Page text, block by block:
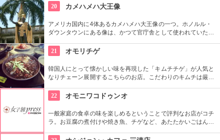
物も。１つ１つ丁寧にこだわって作られているので丈夫で長持
ち。自分へのお土産にも最適。
20 カメハメハ大王像
アメリカ国内に4体あるカメハメハ大王像の一つ。ホノルル・
ダウンタウンにある像は、かつて官庁舎として使われていた建
がモデルではなく、イケメンだった友人がモデルになったそ
う。
21 オモリチゲ
韓国人にとって懐かしい味を再現した「キムチチゲ」が人気と
なりチェーン展開するこちらのお店。こだわりのキムチは厳選
ムチ「ゴッチョリ」や、おこげを煮込んだ「ヌルンジ」、もち
ろん熟成キムチもセルフサービス食べ放題。
22 オモニワコドゥンオ
一般家庭の食卓の味を楽しめるということで評判なお店がコチ
ラ。お豆腐の煮付けや焼き魚、チゲなど、あたたかいごはんと
飯に変更する事も出来ます。どこか懐かしい店内に、韓国のお